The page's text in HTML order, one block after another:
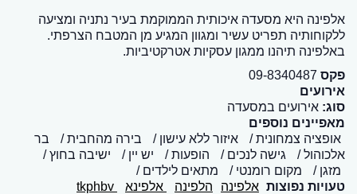
אלפינה היא מסעדה איכותית הממוקמת בעיר נתניה ומציעה
ללקוחותיה תפריט עשיר ומגוון המגיע מן המטבח הצרפתי.
באלפינה תיהנו ממגון עסקיות אטרקטיביות.
פקס 09-8340487
אירועים
סוג: אירועים במסעדה
מאפיינים נוספים
אופציה צמחונית
איזור ללא עישון בירה מהחבית
בר
אלכוהול
גישה לנכים הופעות יש יין
ישיבה בחוץ
מזגן
מקום רומנטי
מתאים לילדים
טעויות נפוצות אלפינה הלפינה אלפינא